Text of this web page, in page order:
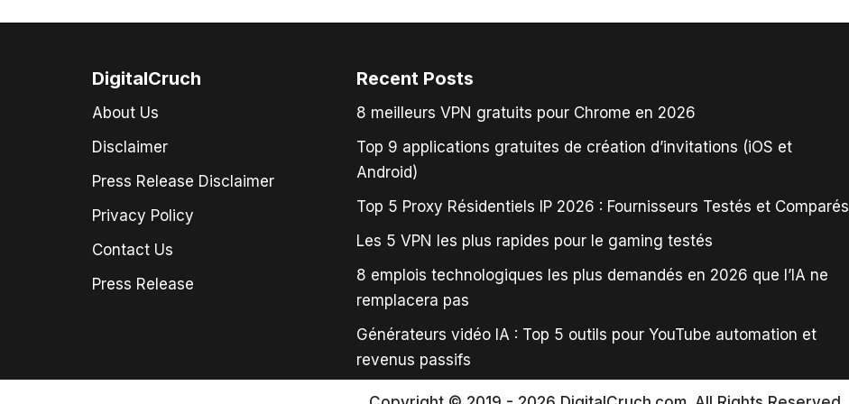
DigitalCruch
About Us
Disclaimer
Press Release Disclaimer
Privacy Policy
Contact Us
Press Release
Recent Posts
8 meilleurs VPN gratuits pour Chrome en 2026
Top 9 applications gratuites de création d’invitations (iOS et
Android)
Top 5 Proxy Résidentiels IP 2026 : Fournisseurs Testés et Comparés
Les 5 VPN les plus rapides pour le gaming testés
8 emplois technologiques les plus demandés en 2026 que l’IA ne
remplacera pas
Générateurs vidéo IA : Top 5 outils pour YouTube automation et
revenus passifs